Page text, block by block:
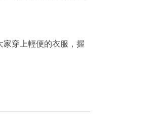
家穿上輕便的衣服，握